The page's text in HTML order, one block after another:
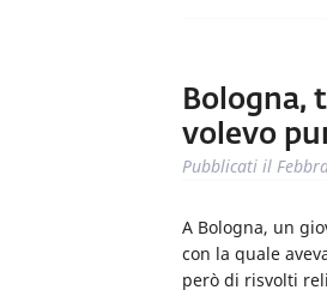
Bologna,
volevo
Pubblicati il
A Bologna, un
con la quale
però di risvolti